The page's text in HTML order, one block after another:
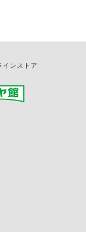
インストア